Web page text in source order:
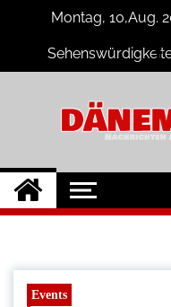
content
Montag, 10,Aug.
Neuigkeiten
Dänemark
Events